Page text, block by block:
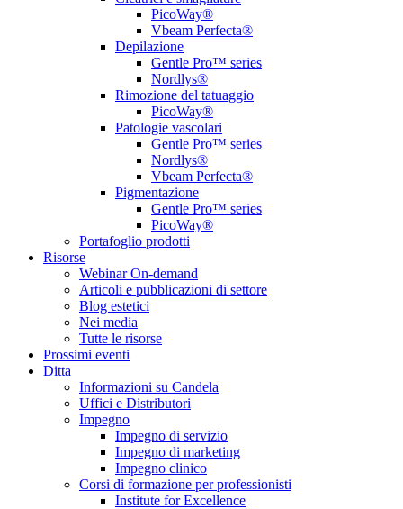
PicoWay®
Vbeam Perfecta®
Depilazione
Gentle Pro™ series
Nordlys®
Rimozione del tatuaggio
PicoWay®
Patologie vascolari
Gentle Pro™ series
Nordlys®
Vbeam Perfecta®
Pigmentazione
Gentle Pro™ series
PicoWay®
Portafoglio prodotti
Risorse
Webinar On-demand
Articoli e pubblicazioni di settore
Blog estetici
Nei media
Tutte le risorse
Prossimi eventi
Ditta
Informazioni su Candela
Uffici e Distributori
Impegno
Impegno di servizio
Impegno di marketing
Impegno clinico
Corsi di formazione per professionisti
Institute for Excellence